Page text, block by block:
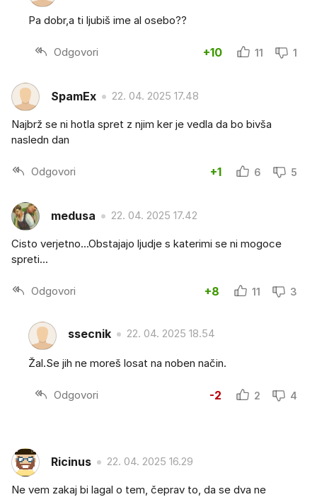
Pa dobr,a ti ljubiš ime al osebo??
Odgovori +10 11 1
SpamEx 22. 04. 2025 17.48
Najbrž se ni hotla spret z njim ker je vedla da bo bivša
nasledn dan
Odgovori +1 6 5
medusa 22. 04. 2025 17.42
Cisto verjetno...Obstajajo ljudje s katerimi se ni mogoce
spreti...
Odgovori +8 11 3
ssecnik 22. 04. 2025 18.54
Žal.Se jih ne moreš losat na noben način.
Odgovori -2 2 4
Ricinus 22. 04. 2025 16.29
Ne vem zakaj bi lagal o tem, čeprav to, da se dva ne